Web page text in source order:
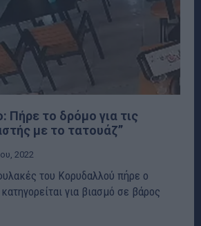
Πήρε το δρόμο για τις
με το τατουάζ”
2022
του Κορυδαλλού πήρε ο
για βιασμό σε βάρος